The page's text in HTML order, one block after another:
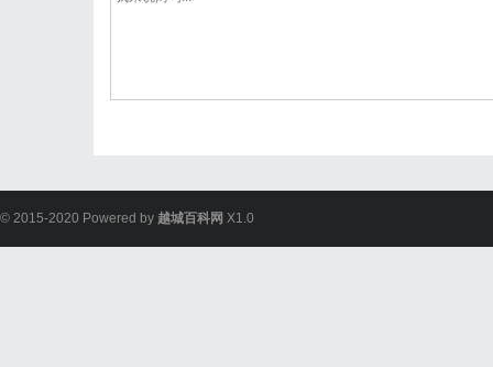
© 2015-2020 Powered by 越城百科网 X1.0